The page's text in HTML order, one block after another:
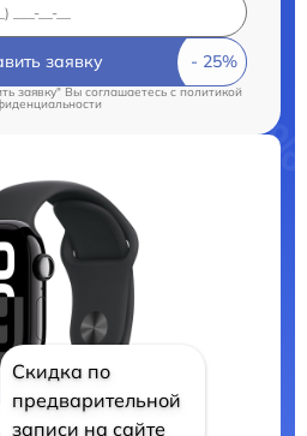
заявку
заявку" Вы соглашаетесь cполитикой
Скидка по
предварительной
записи на сайте